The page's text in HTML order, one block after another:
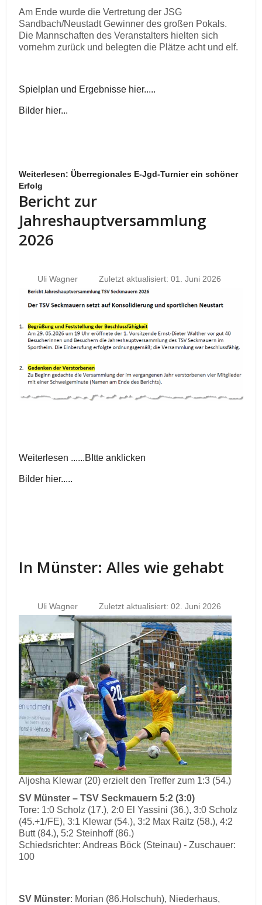
Am Ende wurde die Vertretung der JSG
Sandbach/Neustadt Gewinner des großen Pokals.
Die Mannschaften des Veranstalters hielten sich
vornehm zurück und belegten die Plätze acht und elf.
Spielplan und Ergebnisse hier.....
Bilder hier...
Weiterlesen: Überregionales E-Jgd-Turnier ein schöner
Erfolg
Bericht zur
Jahreshauptversammlung
2026
Uli Wagner Zuletzt aktualisiert: 01. Juni 2026
Weiterlesen ......BItte anklicken
Bilder hier.....
In Münster: Alles wie gehabt
Uli Wagner Zuletzt aktualisiert: 02. Juni 2026
Aljosha Klewar (20) erzielt den Treffer zum 1:3 (54.)
SV Münster – TSV Seckmauern 5:2 (3:0)
Tore: 1:0 Scholz (17.), 2:0 El Yassini (36.), 3:0 Scholz
(45.+1/FE), 3:1 Klewar (54.), 3:2 Max Raitz (58.), 4:2
Butt (84.), 5:2 Steinhoff (86.)
Schiedsrichter: Andreas Böck (Steinau) - Zuschauer:
100
SV Münster: Morian (86.Holschuh), Niederhaus,